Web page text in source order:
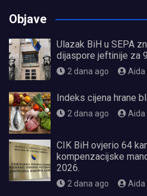
Objave
Ulazak BiH u SEPA
dijaspore jeftinije za
2 dana ago Aida
Indeks cijena hrane
2 dana ago Aida
CIK BiH ovjerio 64
kompenzacijske
2026.
2 dana ago Aida